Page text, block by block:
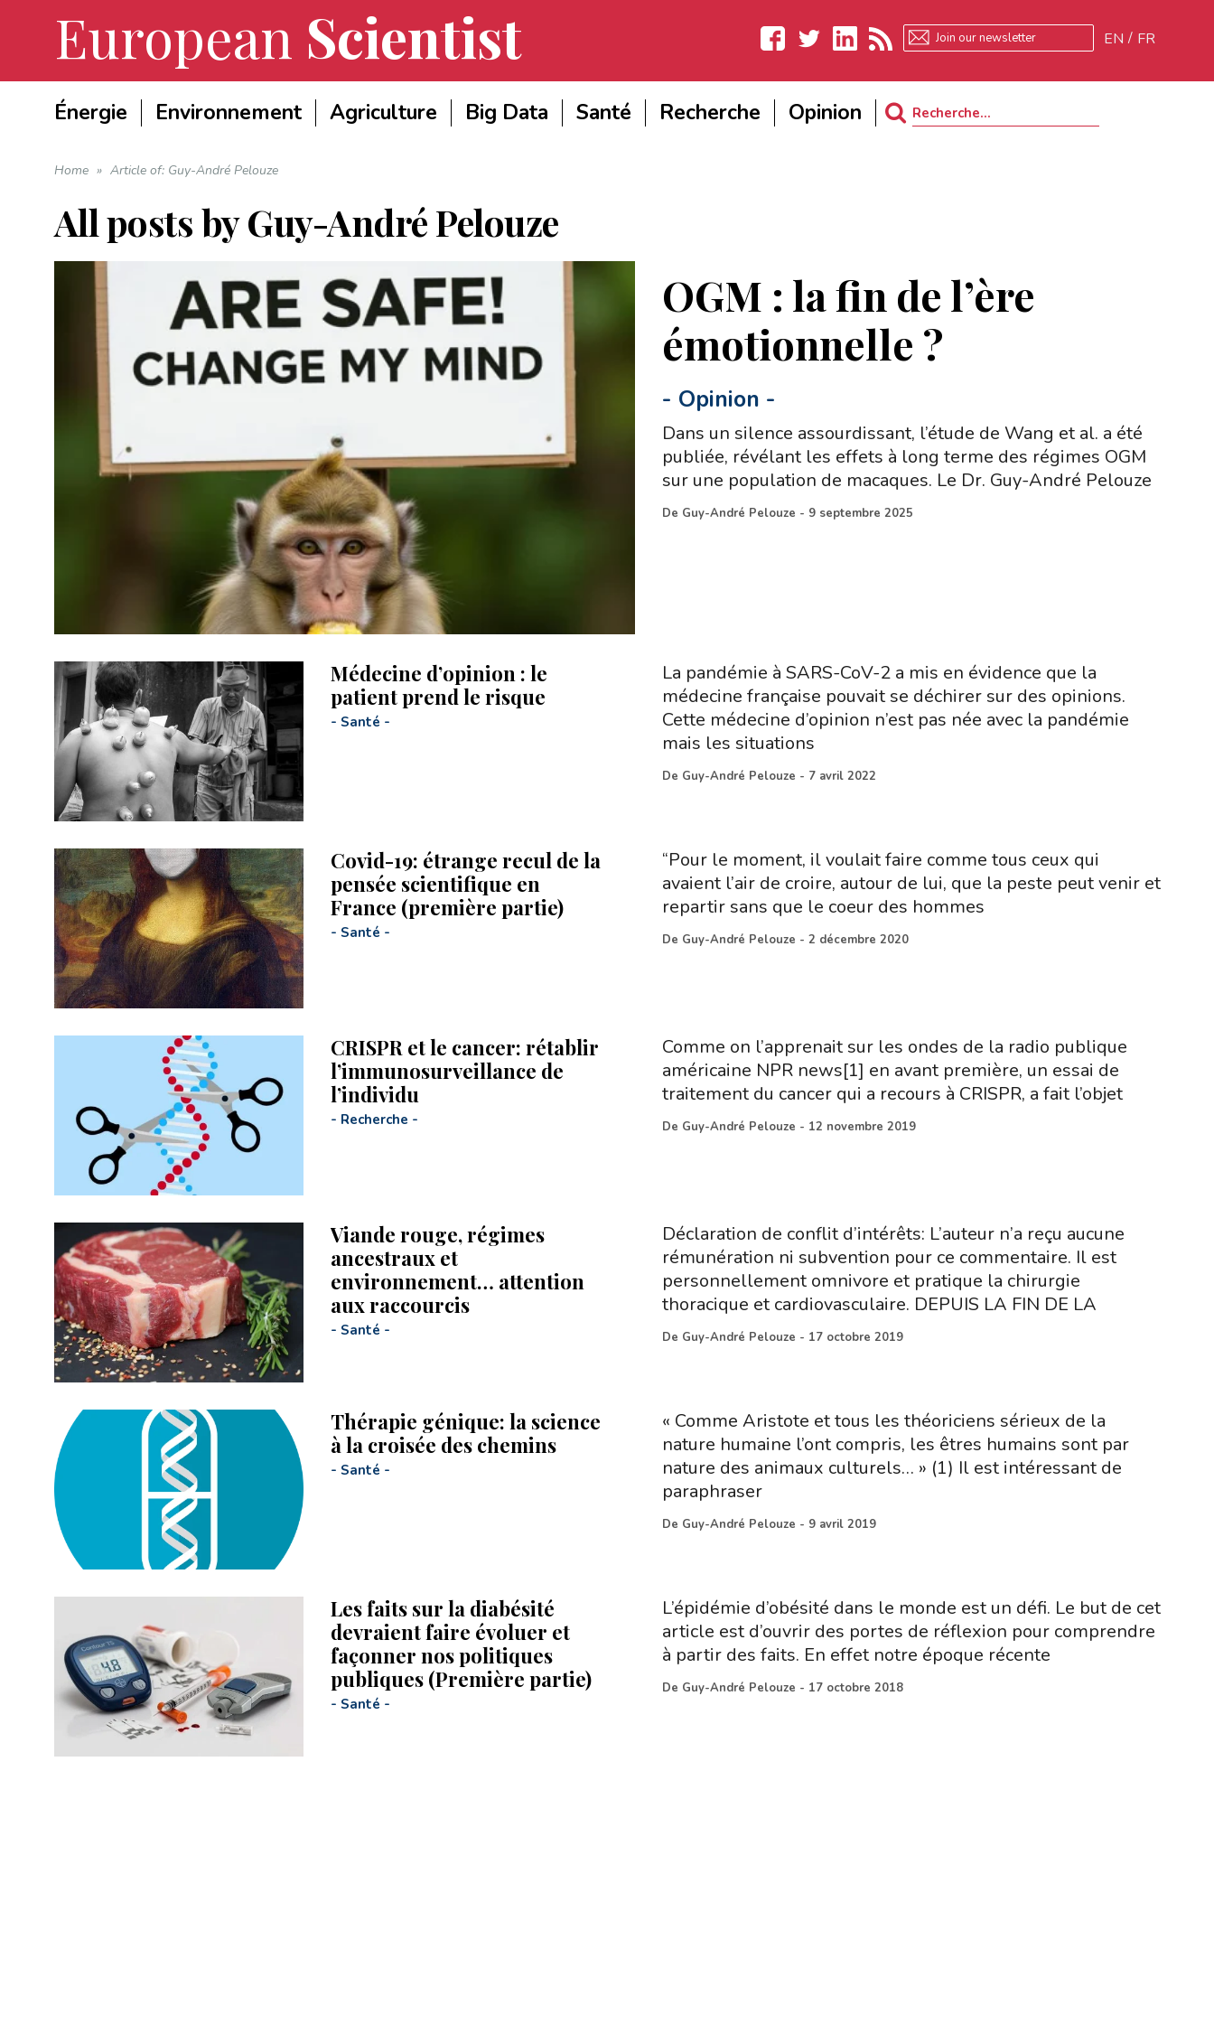
European Scientist
Facebook RSS
EN FR
Énergie Environnement Agriculture Big Data Santé Recherche Opinion
Search
Home » Article of: Guy-André Pelouze
All posts byGuy-André Pelouze
OGM : la fin de l’ère
émotionnelle ?
- Opinion -
Dans un silence assourdissant, l’étude de Wang et al. a été
publiée, révélant les effets à long terme des régimes OGM
sur une population de macaques. Le Dr. Guy-André Pelouze
De Guy-André Pelouze - 9 septembre 2025
Médecine d’opinion : le
patient prend le risque
- Santé -
La pandémie à SARS-CoV-2 a mis en évidence que la
médecine française pouvait se déchirer sur des opinions.
Cette médecine d’opinion n’est pas née avec la pandémie
mais les situations
De Guy-André Pelouze - 7 avril 2022
Covid-19: étrange recul de la
pensée scientifique en
France (première partie)
- Santé -
“Pour le moment, il voulait faire comme tous ceux qui
avaient l’air de croire, autour de lui, que la peste peut venir et
repartir sans que le coeur des hommes
De Guy-André Pelouze - 2 décembre 2020
CRISPR et le cancer: rétablir
l’immunosurveillance de
l’individu
- Recherche -
Comme on l’apprenait sur les ondes de la radio publique
américaine NPR news[1] en avant première, un essai de
traitement du cancer qui a recours à CRISPR, a fait l’objet
De Guy-André Pelouze - 12 novembre 2019
Viande rouge, régimes
ancestraux et
environnement… attention
aux raccourcis
- Santé -
Déclaration de conflit d’intérêts: L’auteur n’a reçu aucune
rémunération ni subvention pour ce commentaire. Il est
personnellement omnivore et pratique la chirurgie
thoracique et cardiovasculaire. DEPUIS LA FIN DE LA
De Guy-André Pelouze - 17 octobre 2019
Thérapie génique: la science
à la croisée des chemins
- Santé -
« Comme Aristote et tous les théoriciens sérieux de la
nature humaine l’ont compris, les êtres humains sont par
nature des animaux culturels… » (1) Il est intéressant de
paraphraser
De Guy-André Pelouze - 9 avril 2019
Les faits sur la diabésité
devraient faire évoluer et
façonner nos politiques
publiques (Première partie)
- Santé -
L’épidémie d’obésité dans le monde est un défi. Le but de cet
article est d’ouvrir des portes de réflexion pour comprendre
à partir des faits. En effet notre époque récente
De Guy-André Pelouze - 17 octobre 2018